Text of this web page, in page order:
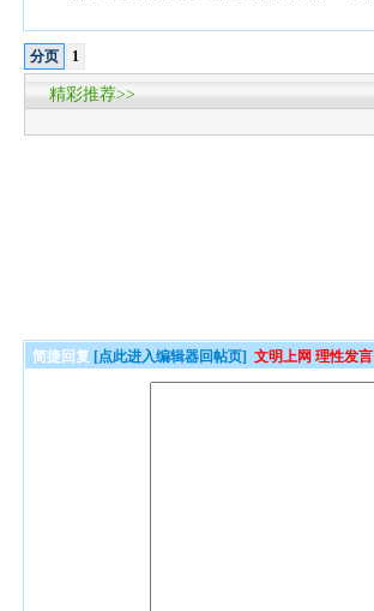
分页 1
精彩推荐>>
简捷回复 [点此进入编辑器回帖页] 文明上网 理性发言